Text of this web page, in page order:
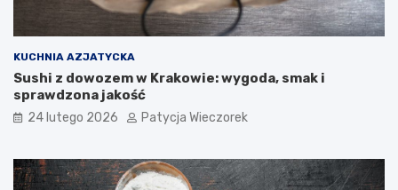
KUCHNIA AZJATYCKA
Sushi z dowozem w Krakowie: wygoda, smak i
sprawdzona jakość
24 lutego 2026 Patycja Wieczorek